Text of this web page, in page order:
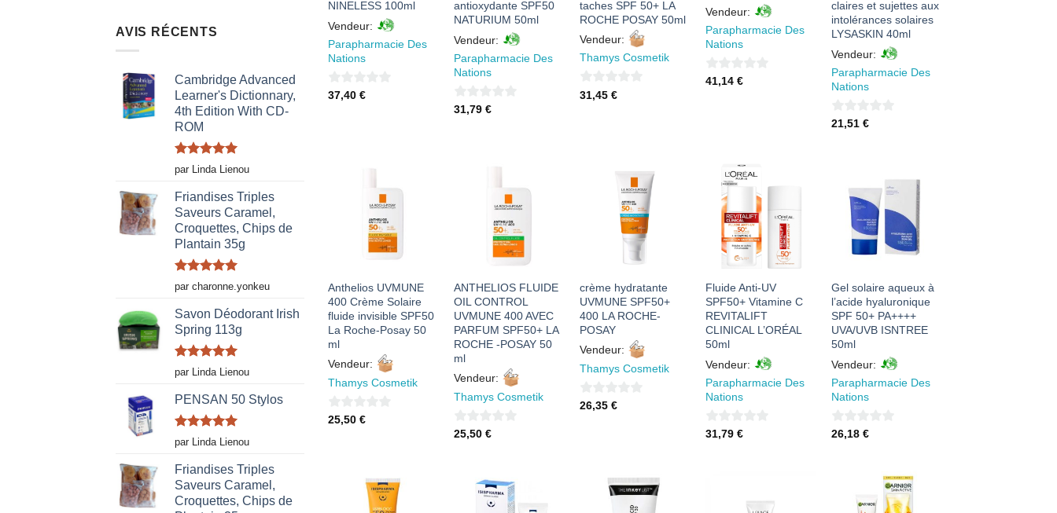
AVIS RÉCENTS
Cambridge Advanced
Learner's Dictionnary,
4th Edition With CD-
ROM
Note5sur
5
par Linda Lienou
Friandises Triples
Saveurs Caramel,
Croquettes, Chips de
Plantain 35g
Note5sur
5
par charonne.yonkeu
Savon Déodorant Irish
Spring 113g
Note5sur
5
par Linda Lienou
PENSAN 50 Stylos
Note5sur
5
par Linda Lienou
Friandises Triples
Saveurs Caramel,
Croquettes, Chips de
NINELESS 100ml
Vendeur:
Parapharmacie Des
Nations
0
37,40 €
antioxydante SPF50
NATURIUM 50ml
Vendeur:
Parapharmacie Des
Nations
0
31,79 €
taches SPF 50+ LA
ROCHE POSAY 50ml
Vendeur:
Thamys Cosmetik
0
31,45 €
Vendeur:
Parapharmacie Des
Nations
0
41,14 €
claires et sujettes aux
intolérances solaires
LYSASKIN 40ml
Vendeur:
Parapharmacie Des
Nations
0
21,51 €
AJOUTER
À MES
FAVORIS
Anthelios UVMUNE
400 Crème Solaire
fluide invisible SPF50
La Roche-Posay 50
ml
Vendeur:
Thamys Cosmetik
0
25,50 €
AJOUTER
À MES
FAVORIS
ANTHELIOS FLUIDE
OIL CONTROL
UVMUNE 400 AVEC
PARFUM SPF50+ LA
ROCHE -POSAY 50
ml
Vendeur:
Thamys Cosmetik
0
25,50 €
AJOUTER
À MES
FAVORIS
crème hydratante
UVMUNE SPF50+
400 LA ROCHE-
POSAY
Vendeur:
Thamys Cosmetik
0
26,35 €
AJOUTER
À MES
FAVORIS
Fluide Anti-UV
SPF50+ Vitamine C
REVITALIFT
CLINICAL L’ORÉAL
50ml
Vendeur:
Parapharmacie Des
Nations
0
31,79 €
AJOUTER
À MES
FAVORIS
Gel solaire aqueux à
l’acide hyaluronique
SPF 50+ PA++++
UVA/UVB ISNTREE
50ml
Vendeur:
Parapharmacie Des
Nations
0
26,18 €